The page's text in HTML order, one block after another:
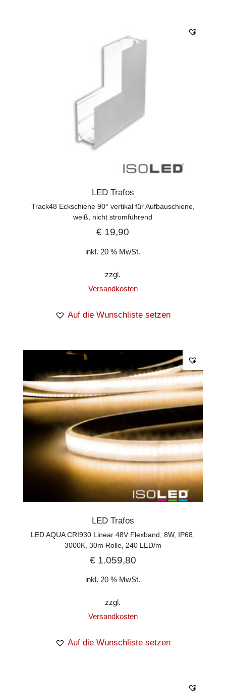
LED Trafos
Track48 Eckschiene 90° vertikal für Aufbauschiene,
weiß, nicht stromführend
€ 19,90
inkl. 20 % MwSt.
zzgl.
Versandkosten
Auf die Wunschliste setzen
LED Trafos
LED AQUA CRI930 Linear 48V Flexband, 8W, IP68,
3000K, 30m Rolle, 240 LED/m
€1.059,80
inkl. 20 % MwSt.
zzgl.
Versandkosten
Auf die Wunschliste setzen